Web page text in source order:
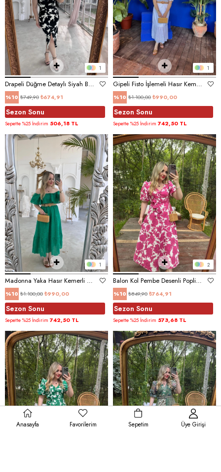
1
Drapeli Düğme Detaylı Siyah Beyaz Elbise
%10 ₺674,91
₺749,90
Sezon Sonu
Sepette %25 İndirim 506,18 TL
1
Gipeli Fisto İşlemeli Hasır Kemerli Beyaz Elbise
%10 ₺990,00
₺1.100,00
Sezon Sonu
Sepette %25 İndirim 742,50 TL
1
Madonna Yaka Hasır Kemerli Gipeli Fisto Elbise Yeşil
%10 ₺990,00
₺1.100,00
Sezon Sonu
Sepette %25 İndirim 742,50 TL
2
Balon Kol Pembe Desenli Poplin Elbise
%10 ₺764,91
₺849,90
Sezon Sonu
Sepette %25 İndirim 573,68 TL
Anasayfa Favorilerim Sepetim Üye Girişi